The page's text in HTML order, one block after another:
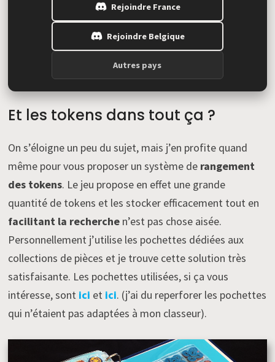
Rejoindre France
Rejoindre Belgique
Autres pays
Et les tokens dans tout ça ?
On s’éloigne un peu du sujet, mais j’en profite quand
même pour vous proposer un système de rangement
des tokens. Le jeu propose en effet une grande
quantité de tokens et les stocker efficacement tout en
facilitant la recherche n’est pas chose aisée.
Personnellement j’utilise les pochettes dédiées aux
collections de pièces et je trouve cette solution très
satisfaisante. Les pochettes utilisées, si ça vous
intéresse, sont ici et ici. (j’ai du reperforer les pochettes
qui n’étaient pas adaptées à mon classeur).